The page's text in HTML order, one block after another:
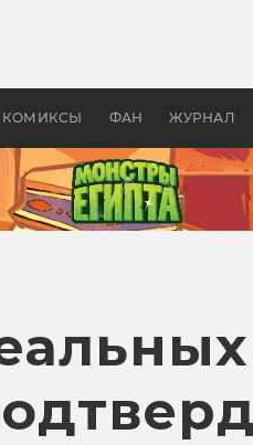
КОМИКСЫ ФАН ЖУРНАЛ
Древней